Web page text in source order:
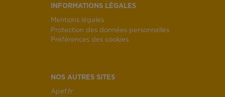
INFORMATIONS LÉGALES
Mentions légales
Protection des données personnelles
Préférences des cookies
NOS AUTRES SITES
Apef.fr